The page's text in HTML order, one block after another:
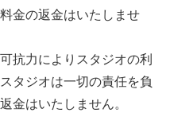
金の返金はいたしませ
抗力によりスタジオの利
タジオは一切の責任を負
金はいたしません。